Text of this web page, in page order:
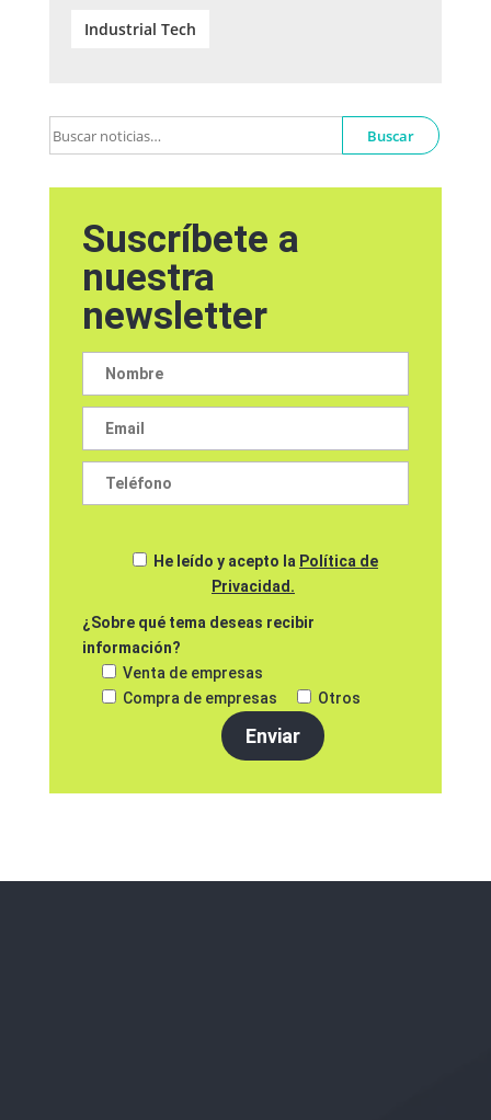
Industrial Tech
Buscar
Suscríbete a
nuestra
newsletter
He leído y acepto la Política de
Privacidad.
¿Sobre qué tema deseas recibir
información?
Venta de empresas
Compra de empresas
Otros